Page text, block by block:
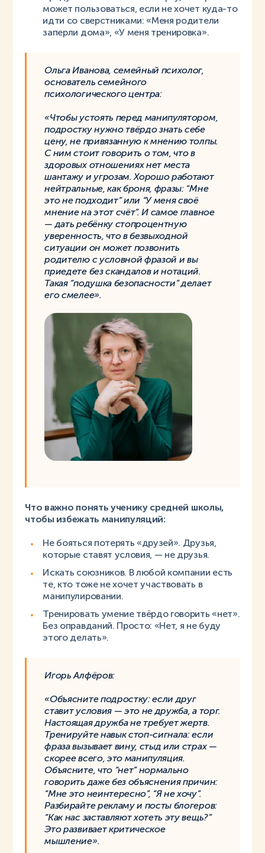
может пользоваться, если не хочет куда-то
идти со сверстниками: «Меня родители
заперли дома», «У меня тренировка».
Ольга Иванова, семейный психолог,
основатель семейного
психологического центра:
«Чтобы устоять перед манипулятором,
подростку нужно твёрдо знать себе
цену, не привязанную к мнению толпы.
С ним стоит говорить о том, что в
здоровых отношениях нет места
шантажу и угрозам. Хорошо работают
нейтральные, как броня, фразы: “Мне
это не подходит” или “У меня своё
мнение на этот счёт”. И самое главное
— дать ребёнку стопроцентную
уверенность, что в безвыходной
ситуации он может позвонить
родителю с условной фразой и вы
приедете без скандалов и нотаций.
Такая “подушка безопасности” делает
его смелее».
Что важно понять ученику средней школы,
чтобы избежать манипуляций:
Не бояться потерять «друзей». Друзья,
которые ставят условия, — не друзья.
Искать союзников. В любой компании есть
те, кто тоже не хочет участвовать в
манипулировании.
Тренировать умение твёрдо говорить «нет».
Без оправданий. Просто: «Нет, я не буду
этого делать».
Игорь Алфёров:
«Объясните подростку: если друг
ставит условия — это не дружба, а торг.
Настоящая дружба не требует жертв.
Тренируйте навык стоп-сигнала: если
фраза вызывает вину, стыд или страх —
скорее всего, это манипуляция.
Объясните, что “нет” нормально
говорить даже без объяснения причин:
“Мне это неинтересно”, “Я не хочу”.
Разбирайте рекламу и посты блогеров:
“Как нас заставляют хотеть эту вещь?”
Это развивает критическое
мышление».